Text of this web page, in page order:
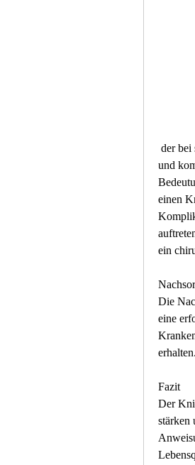
und
einen
ein
Die
eine
erhalten.
Fazit
Der
stärken